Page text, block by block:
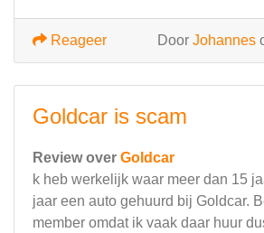
Door Johannes
Reageer
Goldcar is scam
Review over Goldcar
k heb werkelijk waar meer dan 15
jaar een auto gehuurd bij Goldcar.
member omdat ik vaak daar huur